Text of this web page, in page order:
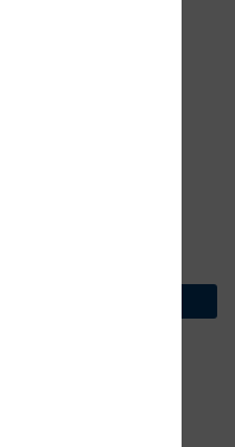
Oulu
Pudasjärvi